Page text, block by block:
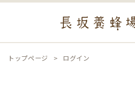
トップページ ログイン